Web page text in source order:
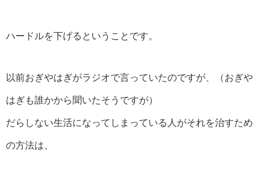
ハードルを下げるということです。
以前おぎやはぎがラジオで言っていたのですが、（おぎや
はぎも誰かから聞いたそうですが）
だらしない生活になってしまっている人がそれを治すため
の方法は、